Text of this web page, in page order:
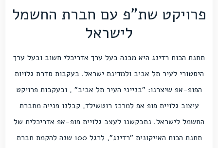
פרויקט שת"פ עם חברת החשמל
לישראל
תחנת הכוח רדינג היא מבנה בעל ערך אדריכלי חשוב ובעל ערך
היסטורי לעיר תל אביב ולמדינת ישראל. בעקבות סדרת גלויות
הפופ-אפ שיצרנו: "בנייני העיר תל אביב" , ובעקבות פרויקט
עיצוב גלויית פופ אפ למרכז רוטשילד, קבלנו פנייה מחברת
החשמל לישראל. נתבקשנו לעצב גלויית פופ-אפ אדריכלית של
תחנת הכוח האייקונית "רדינג", לרגל 100 שנה להקמת חברת